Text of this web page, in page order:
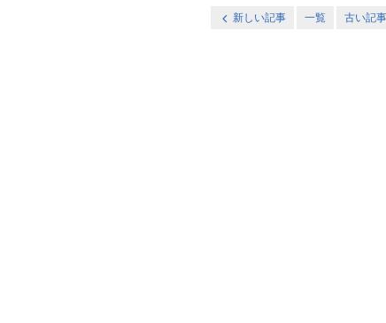
新しい記事 一覧 古い記事